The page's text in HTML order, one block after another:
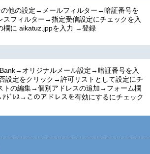
他の設定→メールフィルター→暗証番号を
スフィルター→指定受信設定にチェックを入
欄に aikatuz.jppを入力 →登録
オリジナルメール設定→暗証番号を入
設定をクリック→許可リストとして設定にチ
トの編集→個別アドレスの追加→フォーム欄
ﾄﾞﾚｽ→このアドレスを有効にするにチェック